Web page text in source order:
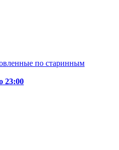
по старинным
23:00